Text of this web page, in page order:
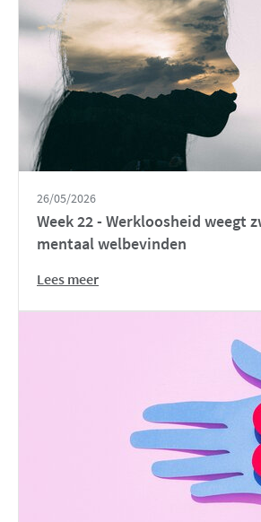
Week 22 - Werkloosheid weegt
mentaal welbevinden
Lees meer
26/05/2026